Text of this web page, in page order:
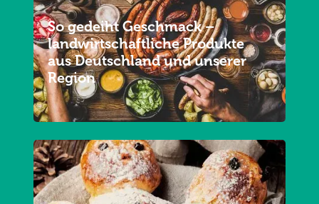
So gedeiht Geschmack –
landwirtschaftliche Produkte
aus Deutschland und unserer
Region